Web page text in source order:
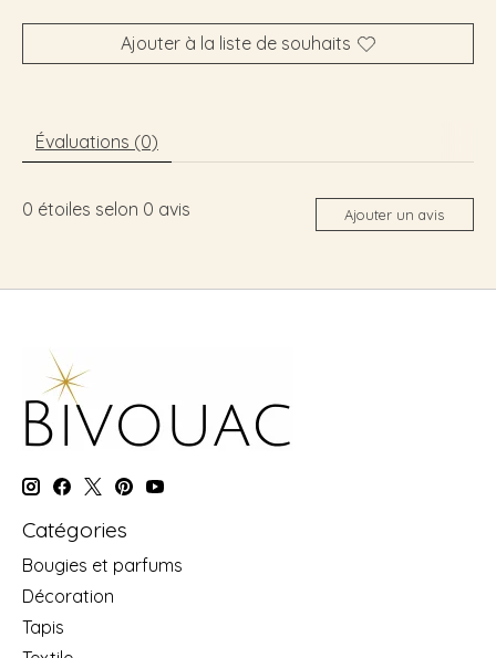
Ajouter à la liste de souhaits
Évaluations (0)
0 étoiles selon 0 avis Ajouter un avis
Catégories
Bougies et parfums
Décoration
Tapis